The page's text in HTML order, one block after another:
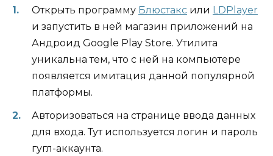
Открыть программу Блюстакс или LDPlayer
и запустить в ней магазин приложений на
Андроид Google Play Store. Утилита
уникальна тем, что с ней на компьютере
появляется имитация данной популярной
платформы.
Авторизоваться на странице ввода данных
для входа. Тут используется логин и пароль
гугл-аккаунта.